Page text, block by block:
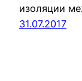
изоляции
31.07.2017